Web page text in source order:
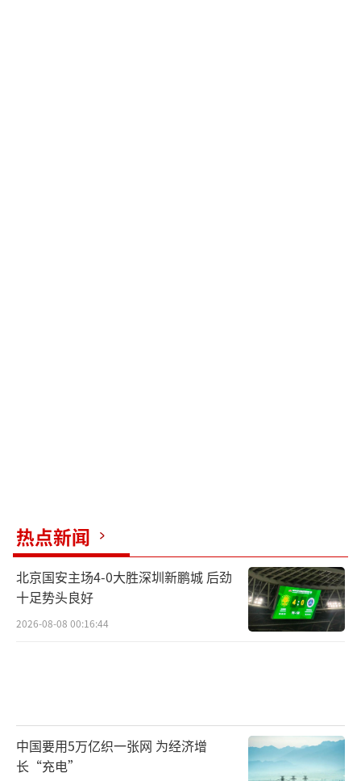
热点新闻
北京国安主场4-0大胜深圳新鹏城 后劲
十足势头良好
2026-08-08 00:16:44
中国要用5万亿织一张网 为经济增
长“充电”